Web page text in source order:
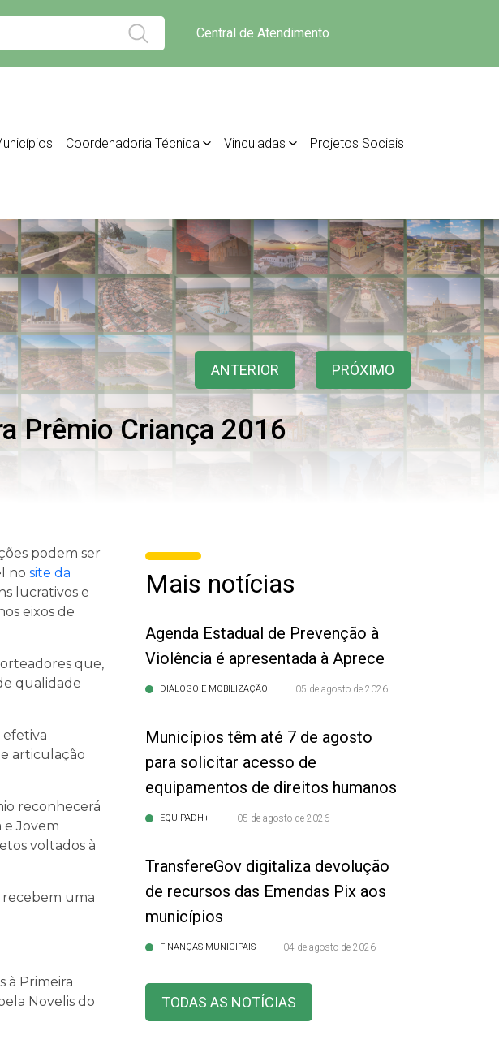
Central de Atendimento
Coordenadoria Técnica Vinculadas Projetos Sociais
ANTERIOR PRÓXIMO
Prêmio Criança 2016
podem ser
no site da
lucrativos e
eixos de
que,
qualidade
efetiva
articulação
reconhecerá
e Jovem
voltados à
recebem uma
à Primeira
Novelis do
Mais notícias
Agenda Estadual de Prevenção à
Violência é apresentada à Aprece
DIÁLOGO E MOBILIZAÇÃO 05 de agosto de 2026
Municípios têm até 7 de agosto
para solicitar acesso de
equipamentos de direitos humanos
EQUIPADH+ 05 de agosto de 2026
TransfereGov digitaliza devolução
de recursos das Emendas Pix aos
municípios
FINANÇAS MUNICIPAIS 04 de agosto de 2026
TODAS AS NOTÍCIAS